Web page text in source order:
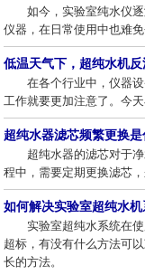
如今，实验室纯水仪逐
仪器，在日常使用中也难
低温天气下，超纯水机
在各个行业中，仪器设
工作就要更加注意了。今
超纯水器滤芯频繁更换
超纯水器的滤芯对于净
程中，需要定期更换滤芯
如何解决实验室超纯水
实验室超纯水系统在使
超标，有没有什么方法可
长的方法。